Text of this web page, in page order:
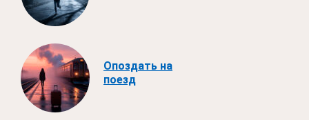
Опоздать на
поезд